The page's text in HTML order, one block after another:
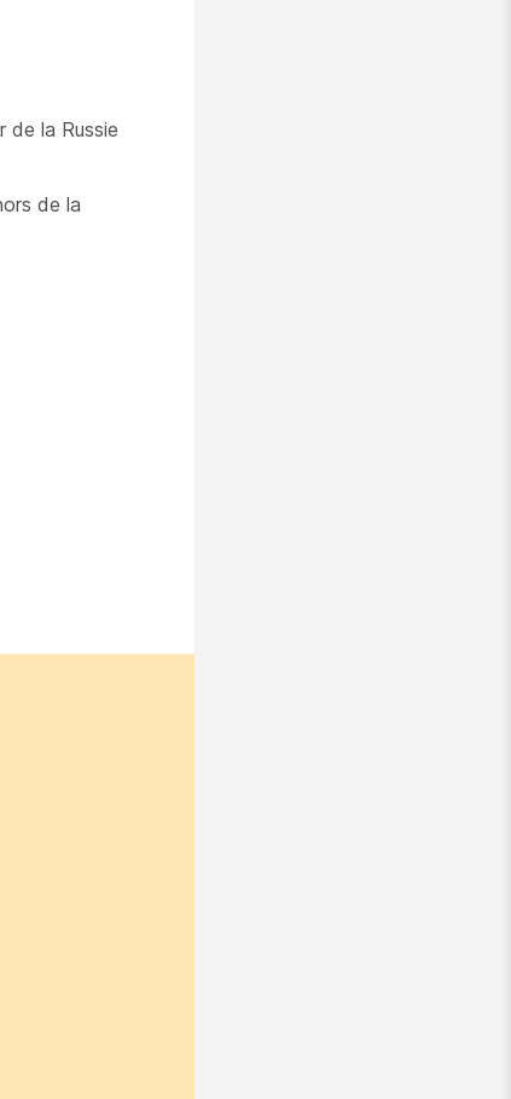
de la Russie
de la